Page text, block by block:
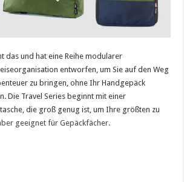
das und hat eine Reihe modularer
entworfen, um Sie auf den Weg
zu bringen, ohne Ihr Handgepäck
Die Travel Series beginnt mit einer
die groß genug ist, um Ihre größten zu
geeignet für Gepäckfächer.